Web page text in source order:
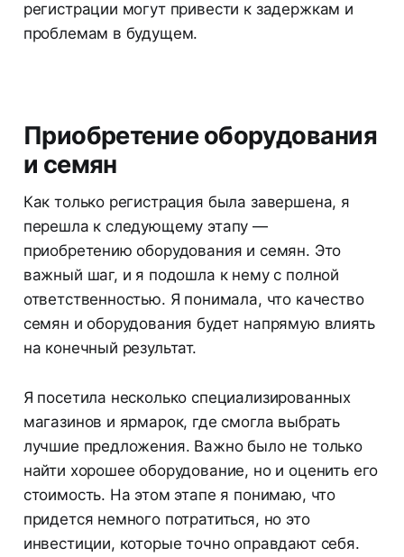
регистрации могут привести к задержкам и
проблемам в будущем.
Приобретение оборудования
и семян
Как только регистрация была завершена, я
перешла к следующему этапу —
приобретению оборудования и семян. Это
важный шаг, и я подошла к нему с полной
ответственностью. Я понимала, что качество
семян и оборудования будет напрямую влиять
на конечный результат.
Я посетила несколько специализированных
магазинов и ярмарок, где смогла выбрать
лучшие предложения. Важно было не только
найти хорошее оборудование, но и оценить его
стоимость. На этом этапе я понимаю, что
придется немного потратиться, но это
инвестиции, которые точно оправдают себя.